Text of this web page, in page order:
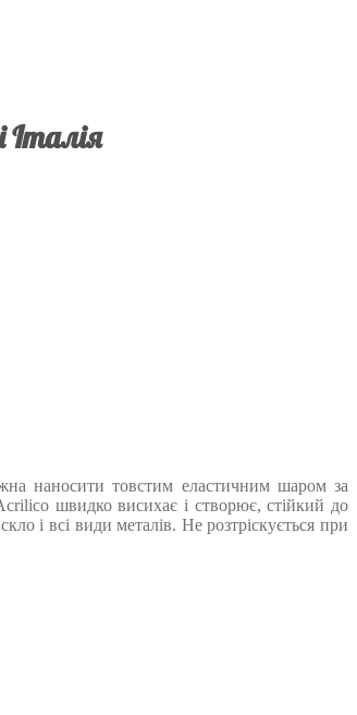
наносити товстим еластичним шаром за
швидко висихає і створює, стійкий до
і всі види металів. Не розтріскується при